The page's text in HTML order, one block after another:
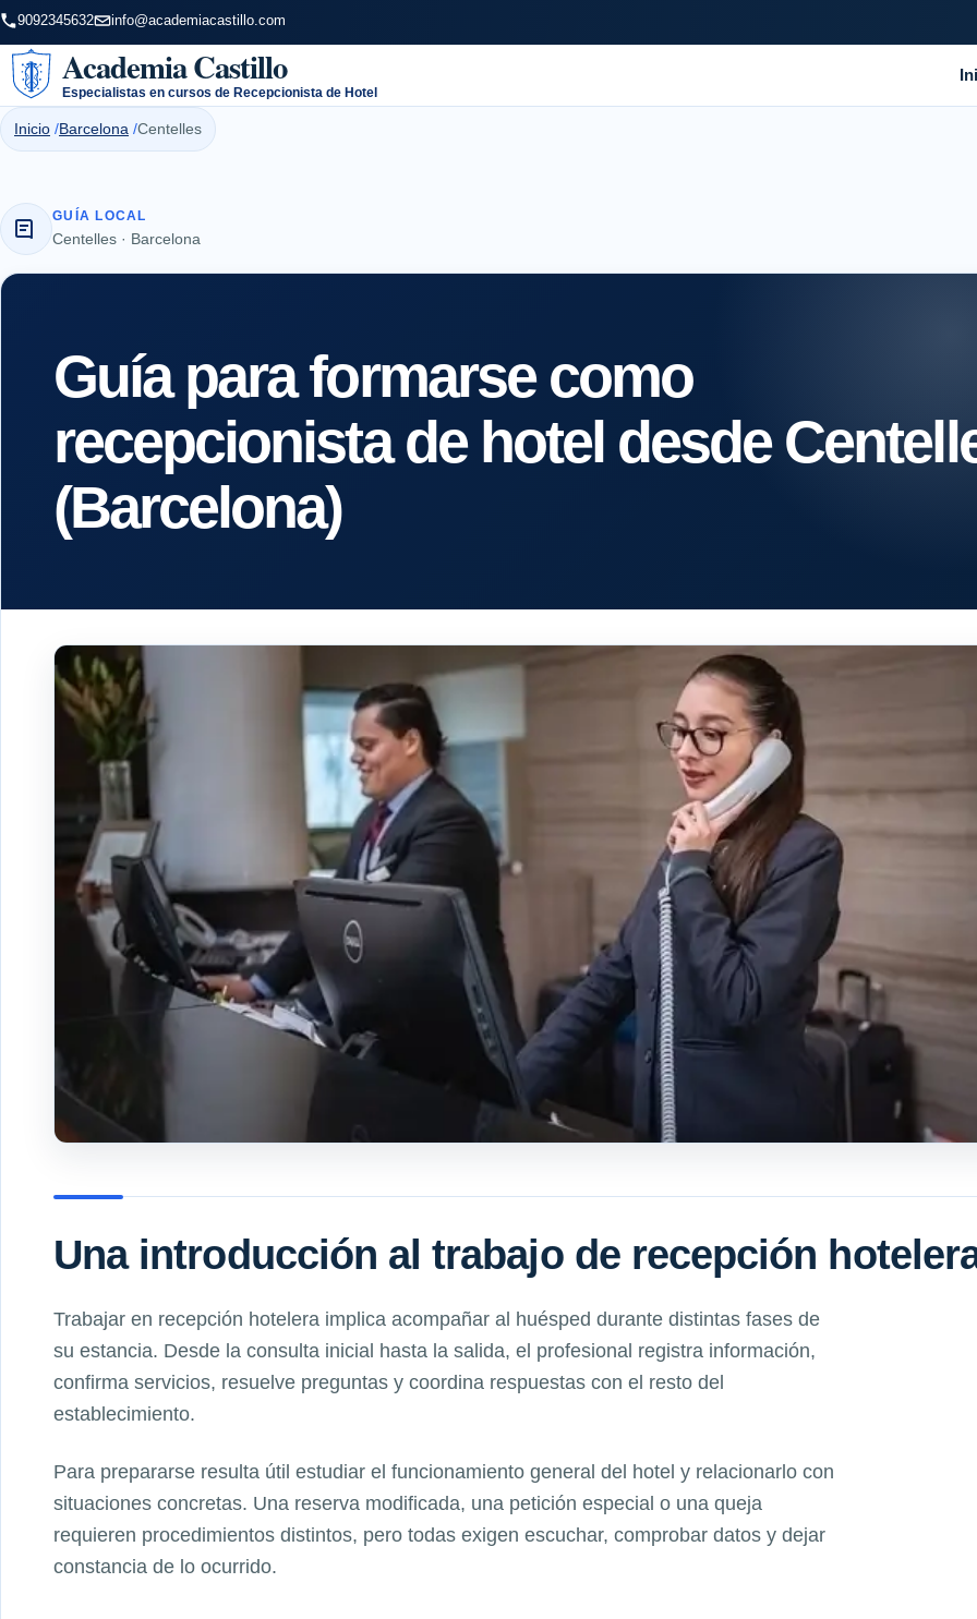
9092345632 info@academiacastillo.com
Academia Castillo
Especialistas en cursos de Recepcionista de Hotel
Inicio Barcelona Centelles
GUÍA LOCAL
Centelles · Barcelona
Guía para formarse como
recepcionista de hotel desde
(Barcelona)
Una introducción al trabajo de recepción
Trabajar en recepción hotelera implica acompañar al huésped durante distintas fases de
su estancia. Desde la consulta inicial hasta la salida, el profesional registra información,
confirma servicios, resuelve preguntas y coordina respuestas con el resto del
establecimiento.
Para prepararse resulta útil estudiar el funcionamiento general del hotel y relacionarlo con
situaciones concretas. Una reserva modificada, una petición especial o una queja
requieren procedimientos distintos, pero todas exigen escuchar, comprobar datos y dejar
constancia de lo ocurrido.